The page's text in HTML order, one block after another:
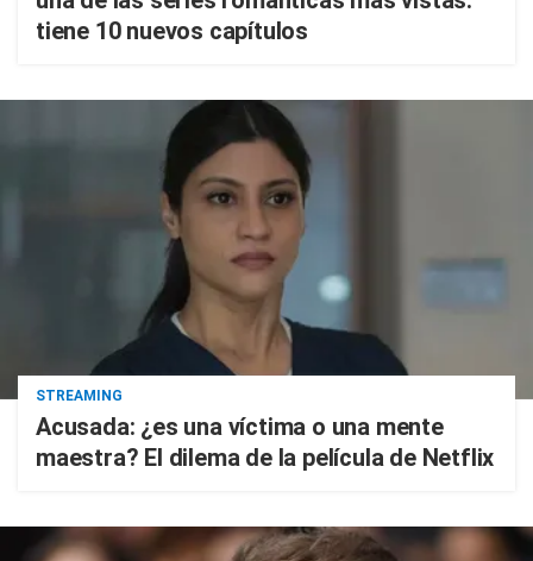
tiene 10 nuevos capítulos
STREAMING
Acusada: ¿es una víctima o una mente
maestra? El dilema de la película de Netflix